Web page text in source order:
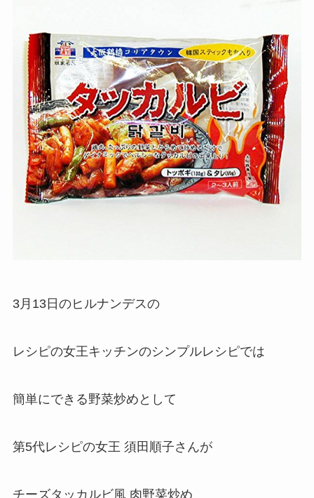
3月13日のヒルナンデスの
レシピの女王キッチンのシンプルレシピでは
簡単にできる野菜炒めとして
第5代レシピの女王 須田順子さんが
チーズタッカルビ風 肉野菜炒め